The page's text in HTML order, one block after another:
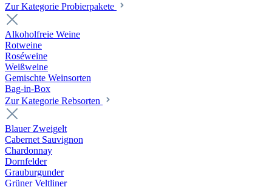
Zur Kategorie Probierpakete
Alkoholfreie Weine
Rotweine
Roséweine
Weißweine
Gemischte Weinsorten
Bag-in-Box
Zur Kategorie Rebsorten
Blauer Zweigelt
Cabernet Sauvignon
Chardonnay
Dornfelder
Grauburgunder
Grüner Veltliner